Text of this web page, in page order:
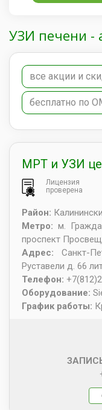
УЗИ печени -
все акции и
бесплатно по
МРТ и УЗИ
Лицензия
проверена
Район:
Метро: м.
проспект
Адрес: Санкт-
Руставели д. 66
Телефон:
Оборудование:
График работы: